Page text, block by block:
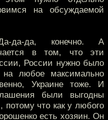
на обсуждаемой
да-да, конечно. А
в том, что эти
России нужно было
на любое максимально
Украине тоже. И
были выгодны
потому что как у любого
есть хозяин. Он